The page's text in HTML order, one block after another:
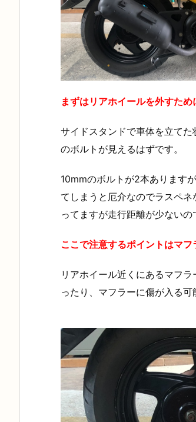
まずはリアホイールを外すため
サイドスタンドで車体を立て
のボルトが見えるはずです。
10mmのボルトが2本あります
てしまうと厄介なのでラスペ
ってますが走行距離が少ないの
ここで注意するポイントはマフ
リアホイール近くにあるマフ
ったり、マフラーに傷が入る可